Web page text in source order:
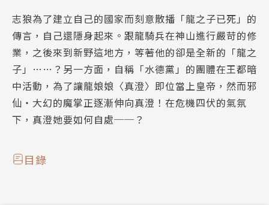
志狼為了建立自己的國家而刻意散播「龍之子已死」的
傳言，自己還隱身起來。跟龍騎兵在神山進行嚴苛的修
業，之後來到新野這地方，等著他的卻是全新的「龍之
子」……？另一方面，自稱「水德黨」的團體在王都暗
中活動，為了讓龍娘娘〈真澄〉即位當上皇帝，然而邪
仙‧大幻的魔掌正逐漸伸向真澄！在危機四伏的氣氛
下，真澄她要如何自處──？
目錄